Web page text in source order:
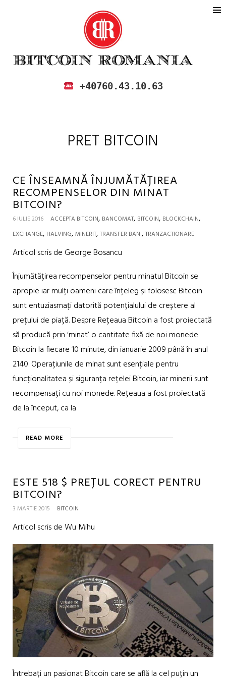
BITCOIN ROMANIA
CUMPARA SI VINDE BITCOIN IN
+40760.43.10.63
PRET BITCOIN
CE ÎNSEAMNĂ ÎNJUMĂTĂȚIREA
RECOMPENSELOR DIN MINAT
BITCOIN?
6 IULIE 2016 ACCEPTA BITCOIN, BANCOMAT, BITCOIN, BLOCKCHAIN,
EXCHANGE, HALVING, MINERIT, TRANSFER BANI, TRANZACTIONARE
Articol scris de George Bosancu
Înjumătățirea recompenselor pentru minatul Bitcoin se
apropie iar mulți oameni care înțeleg și folosesc Bitcoin
sunt entuziasmați datorită potențialului de creștere al
prețului de piață. Despre Rețeaua Bitcoin a fost proiectată
să producă prin ‘minat’ o cantitate fixă de noi monede
Bitcoin la fiecare 10 minute, din ianuarie 2009 până în anul
2140. Operațiunile de minat sunt esențiale pentru
funcționalitatea și siguranța rețelei Bitcoin, iar minerii sunt
recompensați cu noi monede. Rețeaua a fost proiectată
de la început, ca la
READ MORE
ESTE 518 $ PREȚUL CORECT PENTRU
BITCOIN?
3 MARTIE 2015 BITCOIN
Articol scris de Wu Mihu
Întrebați un pasionat Bitcoin care se află la cel puțin un